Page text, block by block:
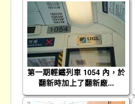
第一期輕鐵列車 1054 內，於
翻新時加上了翻新廠...